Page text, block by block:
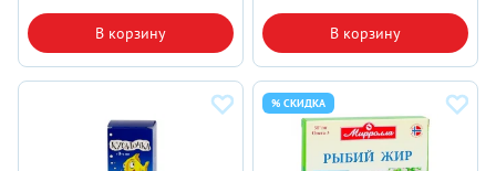
В корзину В корзину
% СКИДКА